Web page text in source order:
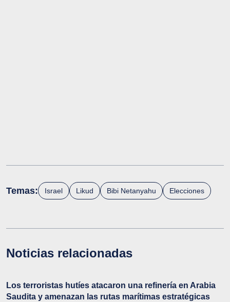
Temas: Israel Likud Bibi Netanyahu Elecciones
Noticias relacionadas
Los terroristas hutíes atacaron una refinería en Arabia
Saudita y amenazan las rutas marítimas estratégicas